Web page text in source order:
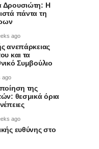
Δρουσιώτη: Η
πάντα τη
ago
ανεπάρκειας
και τα
Συμβούλιο
ago
της
θεσμικά όρια
ago
ευθύνης στο